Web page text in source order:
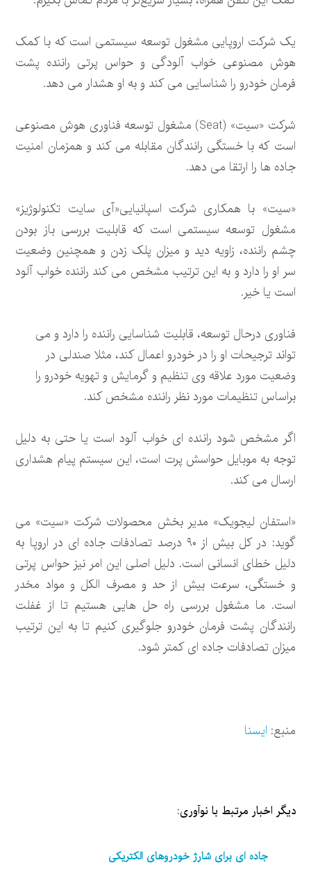
یک شرکت اروپایی مشغول توسعه سیستمی است که با کمک
هوش مصنوعی خواب آلودگی و حواس پرتی راننده پشت
فرمان خودرو را شناسایی می کند و به او هشدار می دهد.
شرکت «سیت» (Seat) مشغول توسعه فناوری هوش مصنوعی
است که با خستگی رانندگان مقابله می کند و همزمان امنیت
جاده ها را ارتقا می دهد.
«سیت» با همکاری شرکت اسپانیایی«آی سایت تکنولوژیز»
مشغول توسعه سیستمی است که قابلیت بررسی باز بودن
چشم راننده، زاویه دید و میزان پلک زدن و همچنین وضعیت
سر او را دارد و به این ترتیب مشخص می کند راننده خواب آلود
است یا خیر.
فناوری درحال توسعه، قابلیت شناسایی راننده را دارد و می
تواند ترجیحات او را در خودرو اعمال کند، مثلا صندلی در
وضعیت مورد علاقه وی تنظیم و گرمایش و تهویه خودرو را
براساس تنظیمات مورد نظر راننده مشخص کند.
اگر مشخص شود راننده ای خواب آلود است یا حتی به دلیل
توجه به موبایل حواسش پرت است، این سیستم پیام هشداری
ارسال می کند.
«استفان لیجویک» مدیر بخش محصولات شرکت «سیت» می
گوید: در کل بیش از ۹۰ درصد تصادفات جاده ای در اروپا به
دلیل خطای انسانی است. دلیل اصلی این امر نیز حواس پرتی
و خستگی، سرعت بیش از حد و مصرف الکل و مواد مخدر
است. ما مشغول بررسی راه حل هایی هستیم تا از غفلت
رانندگان پشت فرمان خودرو جلوگیری کنیم تا به این ترتیب
میزان تصادفات جاده ای کمتر شود.
منبع: ایسنا
دیگر اخبار مرتبط با نوآوری:
جاده ای برای شارژ خودروهای الکتریکی